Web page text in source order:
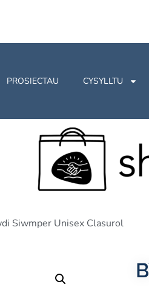
PROSIECTAU CYSYLLTU
Siwmper Unisex Clasurol